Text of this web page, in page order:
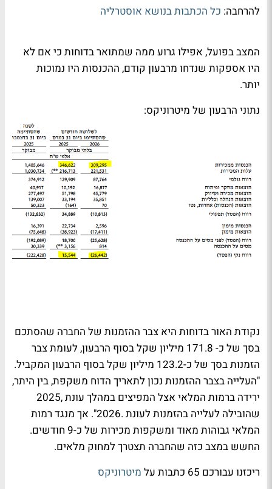
להרחבה: כל הכתבות בנושא אוסטרליה
המצב בפועל, אפילו גרוע ממה שמתואר בדוחות כי אם לא
היו אספקות שנדחו מרבעון קודם, ההכנסות היו נמוכות
יותר.
נתוני הרבעון של מיטרוניקס:
נקודת האור בדוחות היא צבר ההזמנות של החברה שהסתכם
בסך של כ- 171.8 מיליון שקל בסוף הרבעון, לעומת צבר
הזמנות בסך של כ-123.2 מיליון שקל בסוף הרבעון המקביל.
"העלייה בצבר ההזמנות נכון לתאריך הדוח משקפת, בין היתר,
ירידה ברמות המלאי אצל המפיצים במהלך עונת ,2025
שהובילה לעלייה בהזמנות לעונת .2026". אך מנגד רמות
המלאי גבוהות מאוד ומשקפות מכירות של כ-9 חודשים.
החשש במצב כזה שהחברה תצטרך למחוק מלאים.
ריכזנו עבורכם 65 כתבות על
מיטרוניקס